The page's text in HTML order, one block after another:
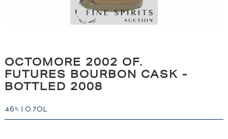
OCTOMORE 2002 OF.
FUTURES BOURBON CASK -
BOTTLED 2008
46% | 0.70L